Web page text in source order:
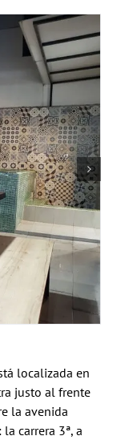
localizada en
justo al frente
la avenida
carrera 3ª, a